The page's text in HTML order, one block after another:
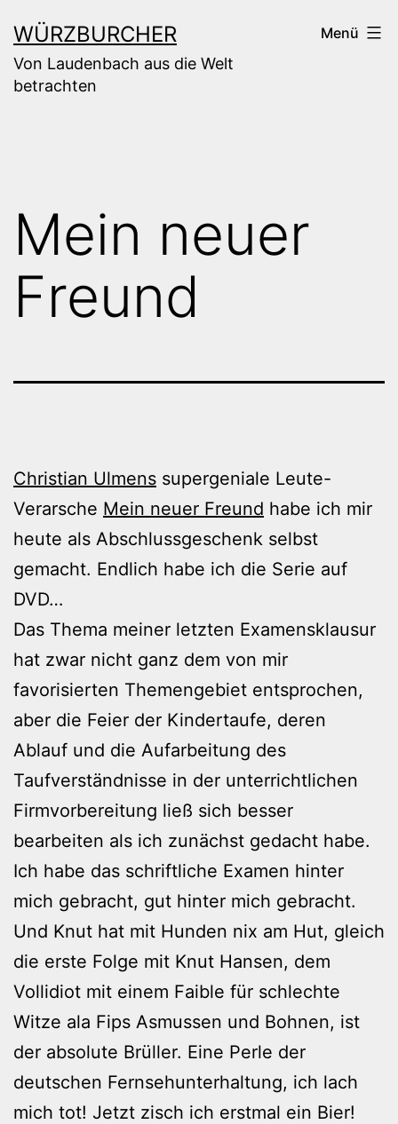
Inhalt
springen
WÜRZBURCHER
Von Laudenbach aus die Welt
betrachten
Menü
Mein neuer
Freund
Christian Ulmens supergeniale Leute-
Verarsche Mein neuer Freund habe ich mir
heute als Abschlussgeschenk selbst
gemacht. Endlich habe ich die Serie auf
DVD…
Das Thema meiner letzten Examensklausur
hat zwar nicht ganz dem von mir
favorisierten Themengebiet entsprochen,
aber die Feier der Kindertaufe, deren
Ablauf und die Aufarbeitung des
Taufverständnisse in der unterrichtlichen
Firmvorbereitung ließ sich besser
bearbeiten als ich zunächst gedacht habe.
Ich habe das schriftliche Examen hinter
mich gebracht, gut hinter mich gebracht.
Und Knut hat mit Hunden nix am Hut, gleich
die erste Folge mit Knut Hansen, dem
Vollidiot mit einem Faible für schlechte
Witze ala Fips Asmussen und Bohnen, ist
der absolute Brüller. Eine Perle der
deutschen Fernsehunterhaltung, ich lach
mich tot! Jetzt zisch ich erstmal ein Bier!